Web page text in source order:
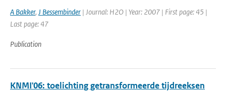
A Bakker, J Bessembinder | Journal: H2O | Year: 2007 | First page: 45 |
Last page: 47
Publication
KNMI'06: toelichting getransformeerde tijdreeksen